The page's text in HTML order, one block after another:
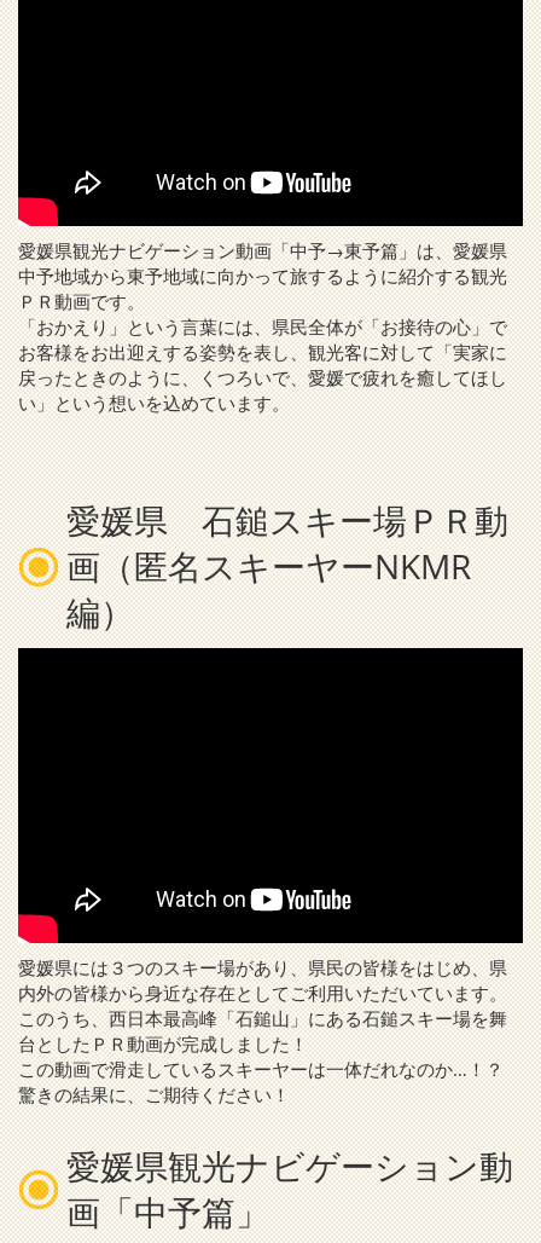
愛媛県観光ナビゲーション動画「中予→東予篇」は、愛媛県
中予地域から東予地域に向かって旅するように紹介する観光
ＰＲ動画です。
「おかえり」という言葉には、県民全体が「お接待の心」で
お客様をお出迎えする姿勢を表し、観光客に対して「実家に
戻ったときのように、くつろいで、愛媛で疲れを癒してほし
い」という想いを込めています。
愛媛県 石鎚スキー場ＰＲ動
画（匿名スキーヤーNKMR
編）
愛媛県には３つのスキー場があり、県民の皆様をはじめ、県
内外の皆様から身近な存在としてご利用いただいています。
このうち、西日本最高峰「石鎚山」にある石鎚スキー場を舞
台としたＰＲ動画が完成しました！
この動画で滑走しているスキーヤーは一体だれなのか…！？
驚きの結果に、ご期待ください！
愛媛県観光ナビゲーション動
画「中予篇」